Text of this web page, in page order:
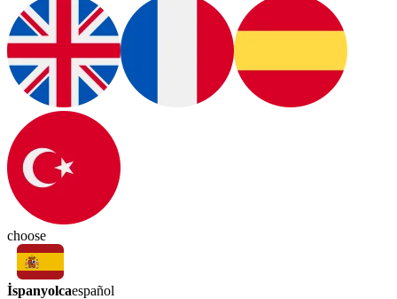
choose
İspanyolcaespañol